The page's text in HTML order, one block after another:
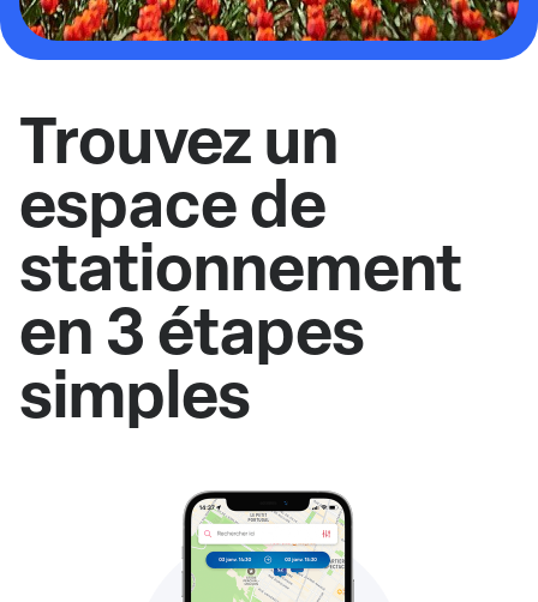
Trouvez un
espace de
stationnement
en 3 étapes
simples